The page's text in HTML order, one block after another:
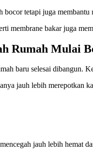
tetapi juga
membrane bakar juga
Rumah Mulai
baru selesai dibangun.
jauh lebih merepotkan
jauh lebih hemat